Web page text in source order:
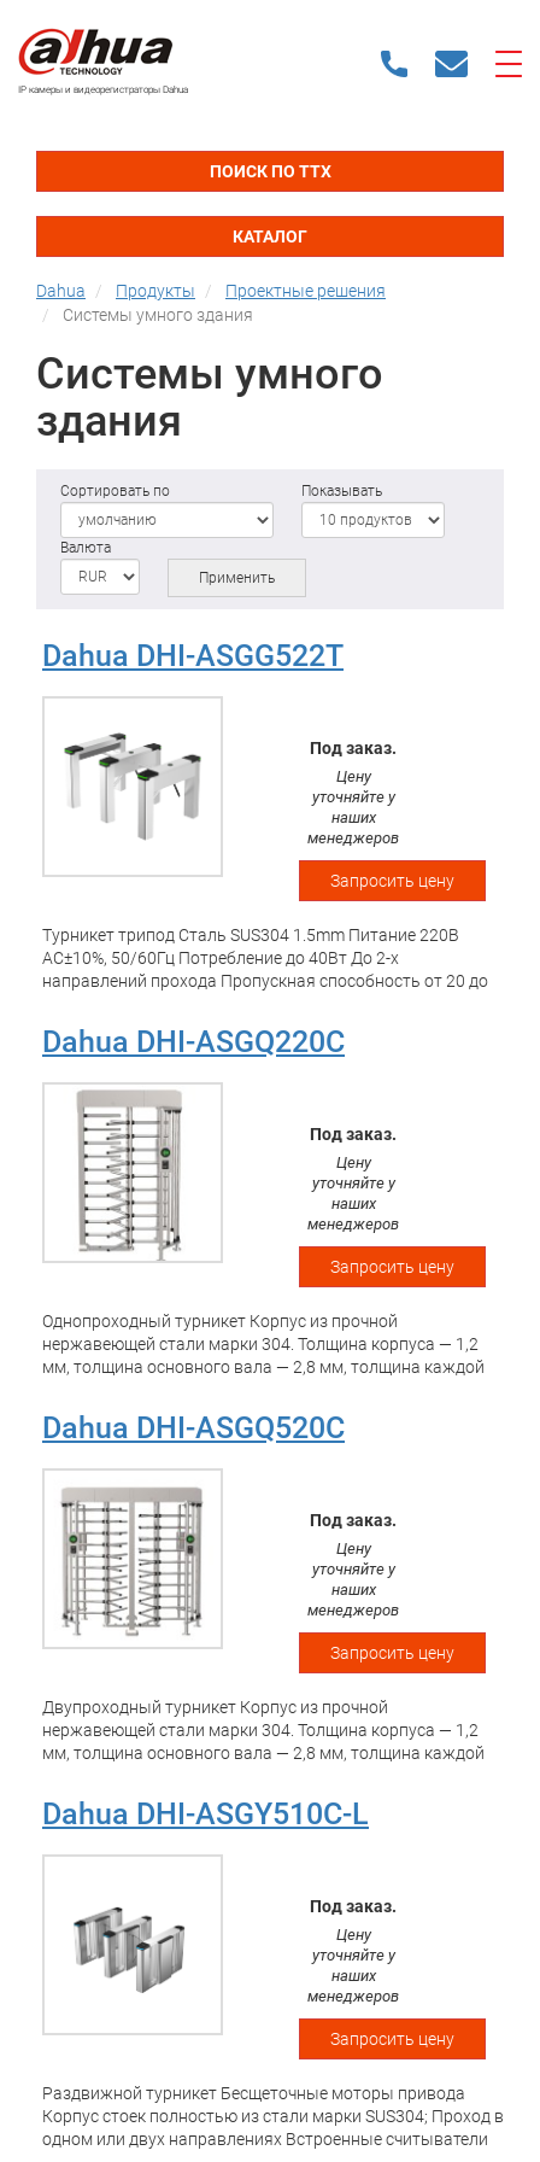
IP камеры и видеорегистраторы Dahua
ПОИСК ПО ТТХ
КАТАЛОГ
Dahua Продукты
Проектные решения
Системы умного здания
Системы умного
здания
Сортировать по Показывать
Валюта
Применить
Dahua DHI-ASGG522T
Турникет трипод Сталь SUS304 1.5mm Питание 220В
AC±10%, 50/60Гц Потребление до 40Вт До 2-х
направлений прохода Пропускная способность от 20 до
3млн. Часов Интегрируется с модулями распознавания
лиц, отпечатков пальцев и QR-кода для различных
Под заказ.
Цену
уточняйте у
наших
менеджеров
Запросить цену
Dahua DHI-ASGQ220C
Однопроходный турникет Корпус из прочной
нержавеющей стали марки 304. Толщина корпуса — 1,2
мм, толщина основного вала — 2,8 мм, толщина каждой
наработки на отказ (MCBF) — не менее 3 миллионов
операций. Ширина прохода 600 мм. Односторонний или
вслед за человеком (tailgating), обеспечивая проход
только одного человека. Поддерживает функцию
автоматического открытия при срабатывании пожарной
сигнализации (нормально-открытый режим).
Поддерживает двухэтапную аутентификацию и
запоминание данных о проходах для учёта входа и
выхода. Включает платы для считывателя и платы
контроллера доступа, поддерживает подключение к
различных модулей для расширения функциональности.
Под заказ.
Цену
уточняйте у
наших
менеджеров
Запросить цену
Dahua DHI-ASGQ520C
Двупроходный турникет Корпус из прочной
нержавеющей стали марки 304. Толщина корпуса — 1,2
мм, толщина основного вала — 2,8 мм, толщина каждой
наработки на отказ (MCBF) — не менее 3 миллионов
операций. Ширина прохода 600 мм. Односторонний или
только одного человека. Поддерживает функцию
автоматического открытия при срабатывании пожарной
сигнализации (нормально-открытый режим).
Поддерживает двухэтапную аутентификацию и
запоминание данных о проходах для учёта входа и
контроллера доступа, поддерживает подключение к
различных модулей для расширения функциональности.
Под заказ.
Цену
уточняйте у
наших
менеджеров
Запросить цену
Dahua DHI-ASGY510C-L
Раздвижной турникет Бесщеточные моторы привода
Корпус стоек полностью из стали марки SUS304; Проход в
одном или двух направлениях Встроенные считыватели
Под заказ.
Цену
уточняйте у
наших
менеджеров
Запросить цену